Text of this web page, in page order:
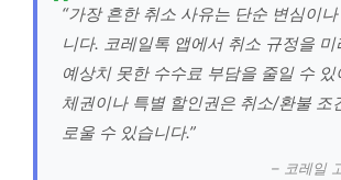
“가장 흔한 취소 사유는 단순 변심이
니다. 코레일톡 앱에서 취소 규정을
예상치 못한 수수료 부담을 줄일 수
체권이나 특별 할인권은 취소/환불 조
로울 수 있습니다.”
– 코레일